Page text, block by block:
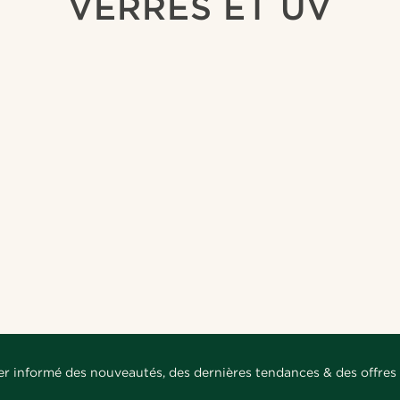
informé des nouveautés, des dernières tendances & des offres